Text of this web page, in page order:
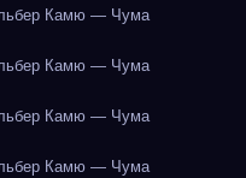
Камю — Чума
Камю — Чума
Камю — Чума
Камю — Чума